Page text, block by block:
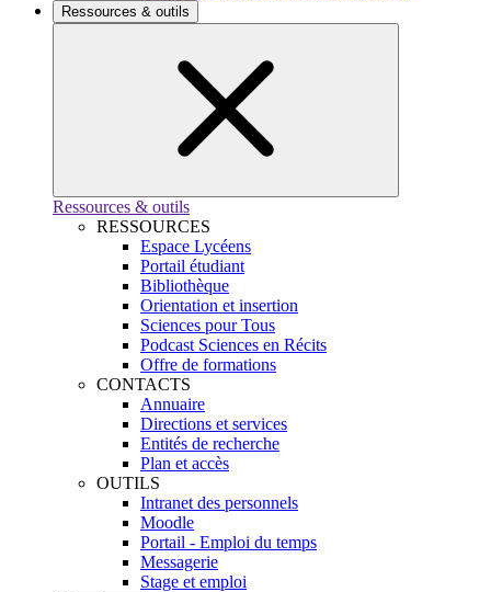
Ressources & outils
Ressources & outils
RESSOURCES
Espace Lycéens
Portail étudiant
Bibliothèque
Orientation et insertion
Sciences pour Tous
Podcast Sciences en Récits
Offre de formations
CONTACTS
Annuaire
Directions et services
Entités de recherche
Plan et accès
OUTILS
Intranet des personnels
Moodle
Portail - Emploi du temps
Messagerie
Stage et emploi